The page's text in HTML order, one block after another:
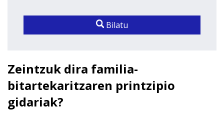
Bilatu
Zeintzuk dira familia-
bitartekaritzaren printzipio
gidariak?